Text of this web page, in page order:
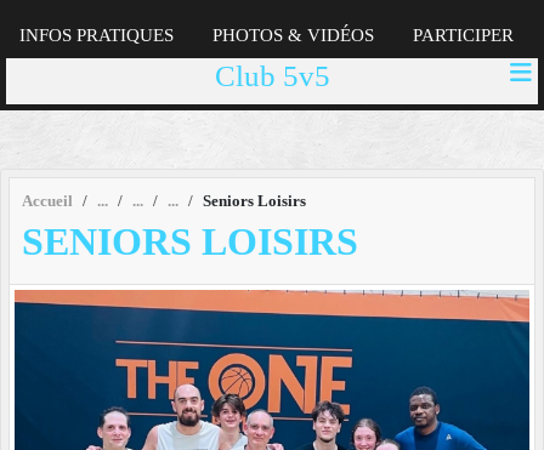
INFOS PRATIQUES PHOTOS & VIDÉOS PARTICIPER
Club 5v5
Accueil Seniors Loisirs
SENIORS LOISIRS